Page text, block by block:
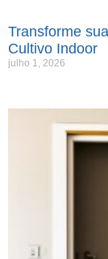
Transforme
Cultivo Indoor
julho 1, 2026